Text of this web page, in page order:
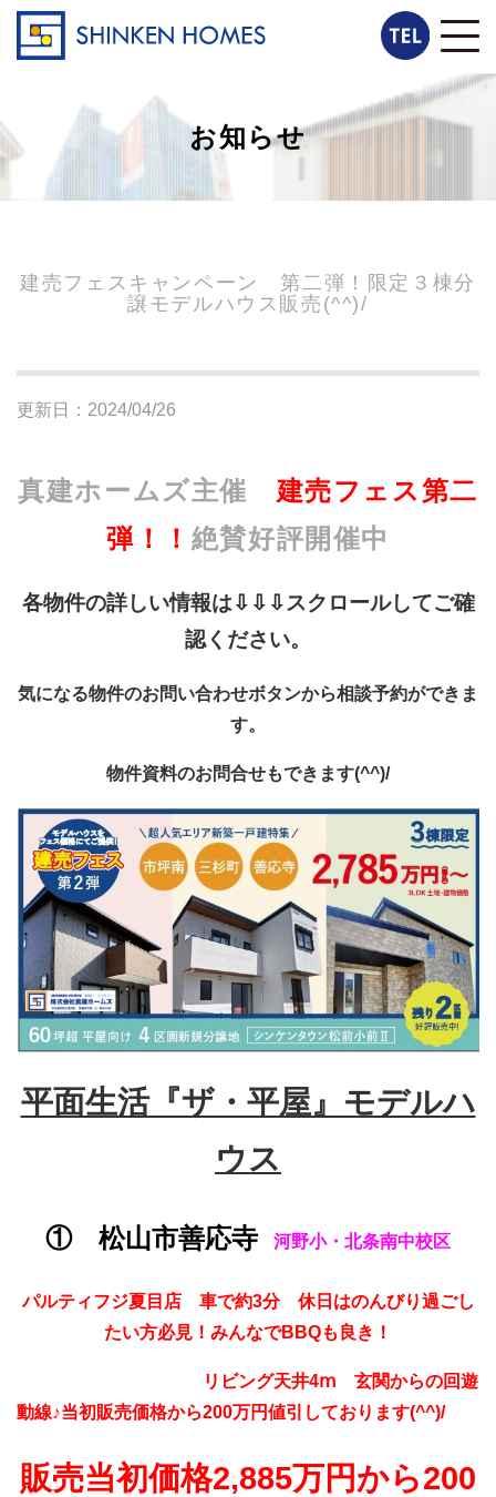
お知らせ
建売フェスキャンペーン 第二弾！限定３棟分
譲モデルハウス販売(^^)/
更新日：2024/04/26
真建ホームズ主催 建売フェス第二
弾！！ 絶賛好評開催中
各物件の詳しい情報は⇩⇩⇩スクロールしてご確
認ください。
気になる物件のお問い合わせボタンから相談予約ができま
す。
物件資料のお問合せもできます(^^)/
平面生活『ザ・平屋』モデルハ
ウス
① 松山市善応寺 河野小・北条南中校区
パルティフジ夏目店 車で約3分 休日はのんびり過ごし
たい方必見！みんなでBBQも良き！
リビング天井4ⅿ 玄関からの回遊
動線♪当初販売価格から200万円値引しております(^^)/
販売当初価格2,885万円から200